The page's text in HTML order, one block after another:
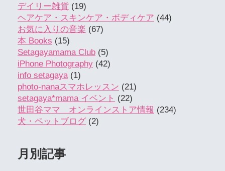
デイリー雑貨 (19)
ヘアケア・スキンケア・ボディケア (44)
お気に入りの音楽 (67)
本 Books (15)
Setagayamama Club (5)
iPhone Photography (42)
info setagaya(1)
photo-nanaスマホレッスン (21)
setagaya*mama イベント (22)
世田谷ママ オンラインストア情報 (234)
犬・ペットブログ (2)
月別記事